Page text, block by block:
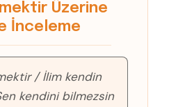
Üzerine
İnceleme
/ İlim kendin
kendini bilmezsin